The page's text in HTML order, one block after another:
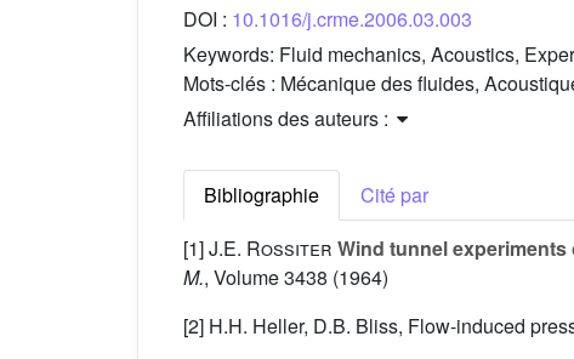
DOI : 10.1016/j.crme.2006.03.003
Keywords: Fluid mechanics, Acoustics,
Mots-clés : Mécanique des fluides,
Affiliations des auteurs :
Bibliographie
Cité par
[1]J.E. Rossiter Wind tunnel
M., Volume 3438 (1964)
[2] H.H. Heller, D.B. Bliss, Flow-induced